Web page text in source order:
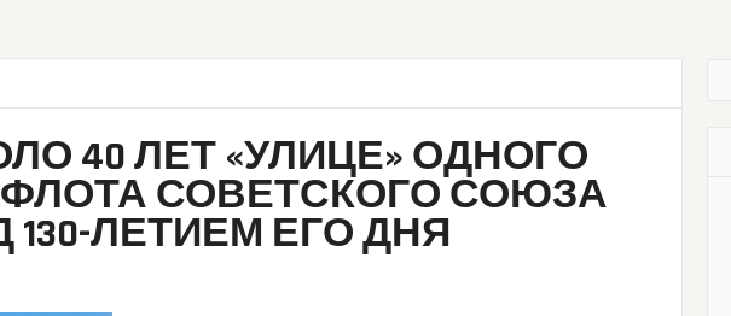
40 ЛЕТ «УЛИЦЕ» ОДНОГО
СОВЕТСКОГО СОЮЗА
ЛЕТИЕМ ЕГО ДНЯ